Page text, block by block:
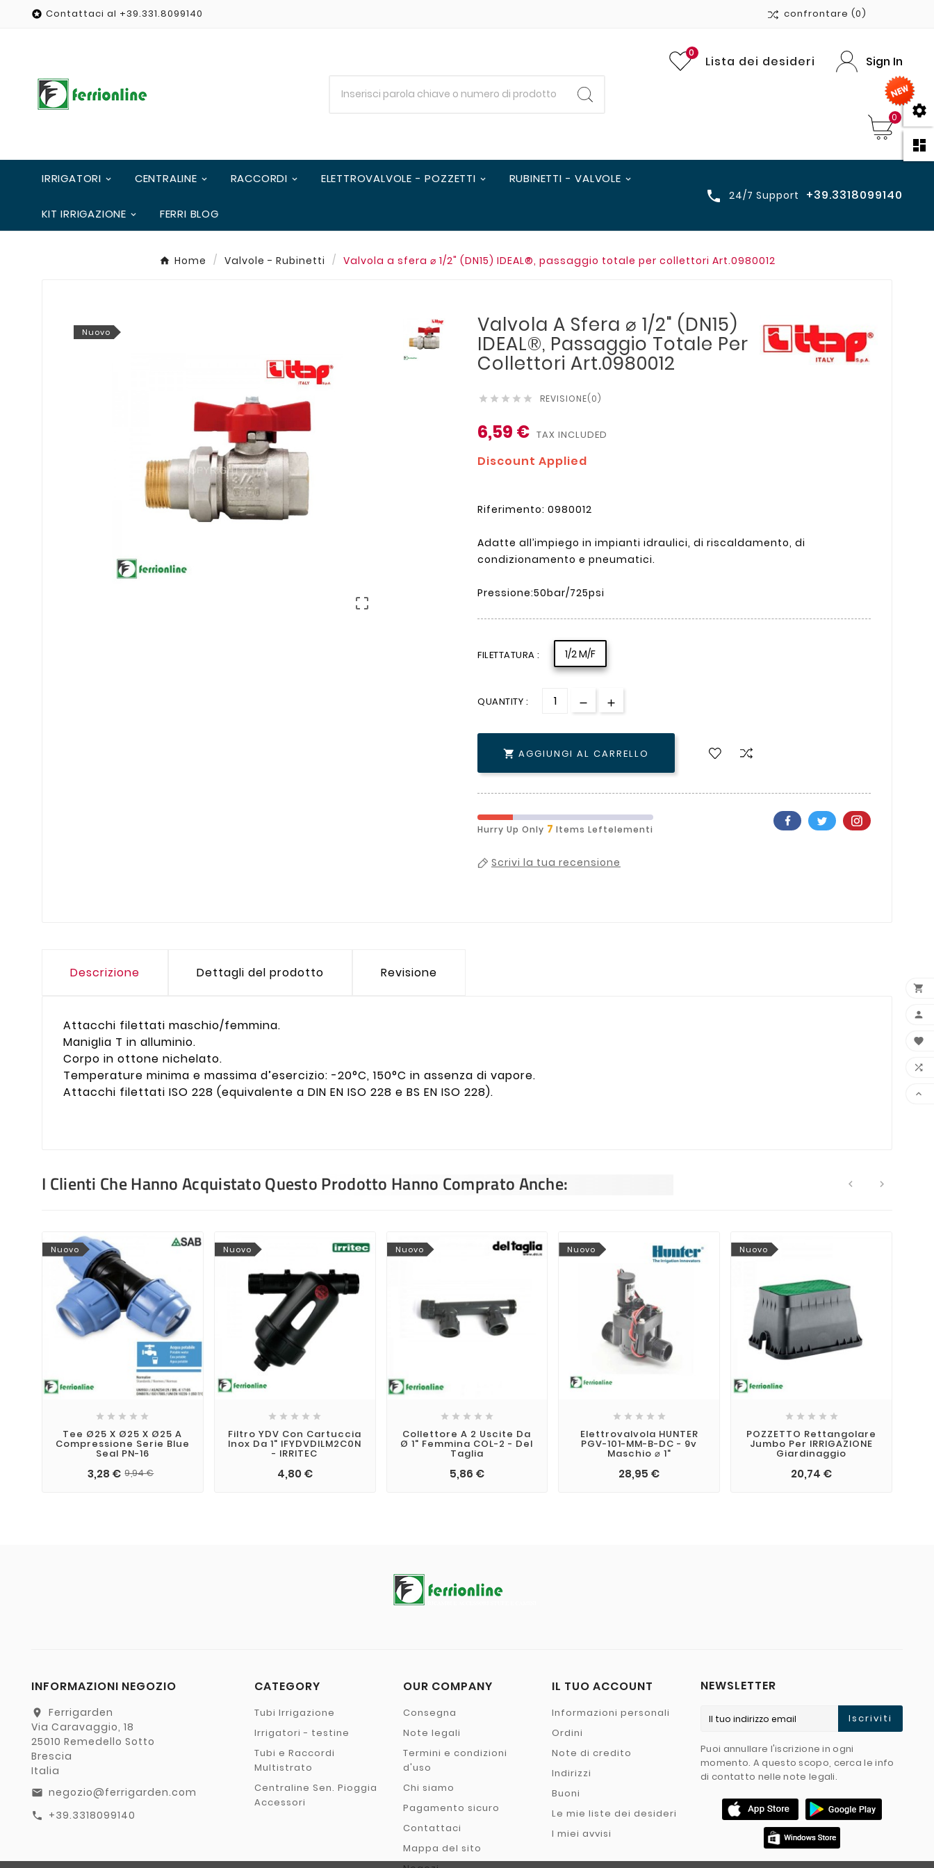


 Contattaci al +39.331.8099140 confrontare (0)
Lista dei desideri
0
Sign In
0
IRRIGATORI CENTRALINE RACCORDI ELETTROVALVOLE - POZZETTI RUBINETTI - VALVOLE
KIT IRRIGAZIONE FERRI BLOG
 24/7 Support +39.3318099140
Home Valvole - Rubinetti Valvola a sfera ⌀ 1/2" (DN15) IDEAL®, passaggio totale per collettori Art.0980012
Nuovo

Valvola A Sfera ⌀ 1/2" (DN15)
IDEAL®, Passaggio Totale Per
Collettori Art.0980012
     REVISIONE(0)
6,59 € TAX INCLUDED
Discount Applied
Riferimento: 0980012
Adatte all’impiego in impianti idraulici, di riscaldamento, di
condizionamento e pneumatici.
Pressione:50bar/725psi
FILETTATURA : 1/2 M/F
QUANTITY :
 AGGIUNGI AL CARRELLO
Hurry Up Only 7 Items Leftelementi
Scrivi la tua recensione
Descrizione Dettagli del prodotto Revisione
Attacchi filettati maschio/femmina.
Maniglia T in alluminio.
Corpo in ottone nichelato.
Temperature minima e massima d’esercizio: -20°C, 150°C in assenza di vapore.
Attacchi filettati ISO 228 (equivalente a DIN EN ISO 228 e BS EN ISO 228).
I Clienti Che Hanno Acquistato Questo Prodotto Hanno Comprato Anche:  
Nuovo
    
Tee Ø25 X Ø25 X Ø25 A
Compressione Serie Blue
Seal PN-16
3,28 € 9,94 €
Nuovo
    
Filtro YDV Con Cartuccia
Inox Da 1" IFYDVDILM2C0N
- IRRITEC
4,80 €
Nuovo
    
Collettore A 2 Uscite Da
Ø 1" Femmina COL-2 - Del
Taglia
5,86 €
Nuovo
    
Elettrovalvola HUNTER
PGV-101-MM-B-DC - 9v
Maschio ⌀ 1"
28,95 €
Nuovo
    
POZZETTO Rettangolare
Jumbo Per IRRIGAZIONE
Giardinaggio
20,74 €
INFORMAZIONI NEGOZIO
location_on
Ferrigarden
Via Caravaggio, 18
25010 Remedello Sotto
Brescia
Italia
email negozio@ferrigarden.com
call +39.3318099140
CATEGORY
Tubi Irrigazione
Irrigatori - testine
Tubi e Raccordi
Multistrato
Centraline Sen. Pioggia
Accessori
OUR COMPANY
Consegna
Note legali
Termini e condizioni
d'uso
Chi siamo
Pagamento sicuro
Contattaci
Mappa del sito
IL TUO ACCOUNT
Informazioni personali
Ordini
Note di credito
Indirizzi
Buoni
Le mie liste dei desideri
I miei avvisi
NEWSLETTER
Iscriviti
Puoi annullare l'iscrizione in ogni
momento. A questo scopo, cerca le info
di contatto nelle note legali.




